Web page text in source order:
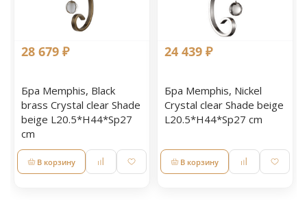
28 679 ₽
Бра Memphis, Black
brass Crystal clear Shade
beige L20.5*H44*Sp27
cm
В корзину
24 439 ₽
Бра Memphis, Nickel
Crystal clear Shade beige
L20.5*H44*Sp27 cm
В корзину